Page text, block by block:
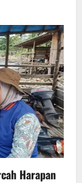
Harapan